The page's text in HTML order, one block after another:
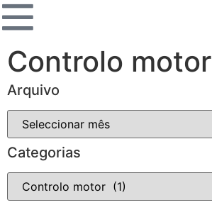
Controlo motor
Arquivo
Categorias